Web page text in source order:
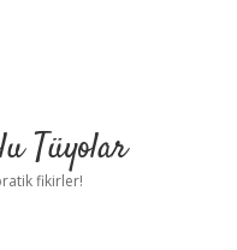
Tüyolar
fikirler!